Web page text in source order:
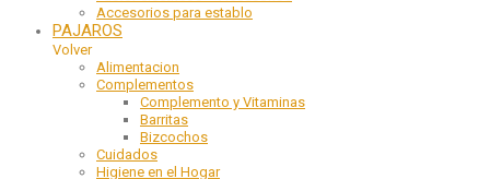
Accesorios para establo
PAJAROS
Volver
Alimentacion
Complementos
Complemento y Vitaminas
Barritas
Bizcochos
Cuidados
Higiene en el Hogar